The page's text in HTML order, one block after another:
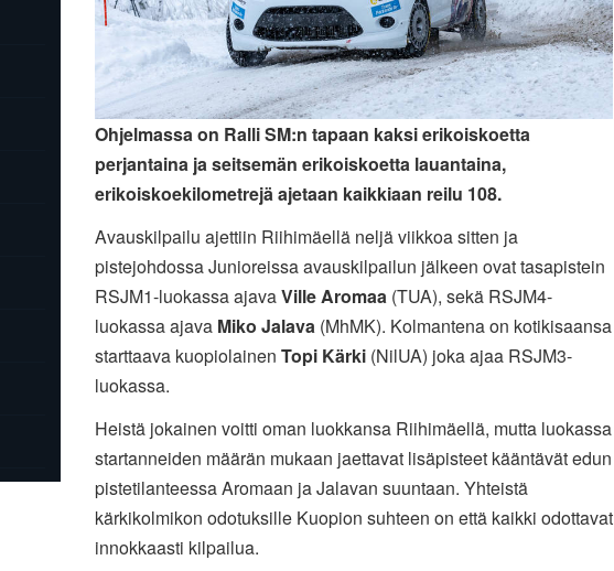
Ohjelmassa on Ralli SM:n tapaan kaksi erikoiskoetta
perjantaina ja seitsemän erikoiskoetta lauantaina,
erikoiskoekilometrejä ajetaan kaikkiaan reilu 108.
Avauskilpailu ajettiin Riihimäellä neljä viikkoa sitten ja
pistejohdossa Junioreissa avauskilpailun jälkeen ovat tasapistein
RSJM1-luokassa ajavaVille Aromaa(TUA), sekä RSJM4-
luokassa ajava Miko Jalava(MhMK). Kolmantena on kotikisaansa
starttaava kuopiolainen Topi Kärki(NilUA) joka ajaa RSJM3-
luokassa.
Heistä jokainen voitti oman luokkansa Riihimäellä, mutta luokassa
startanneiden määrän mukaan jaettavat lisäpisteet kääntävät edun
pistetilanteessa Aromaan ja Jalavan suuntaan. Yhteistä
kärkikolmikon odotuksille Kuopion suhteen on että kaikki odottavat
innokkaasti kilpailua.